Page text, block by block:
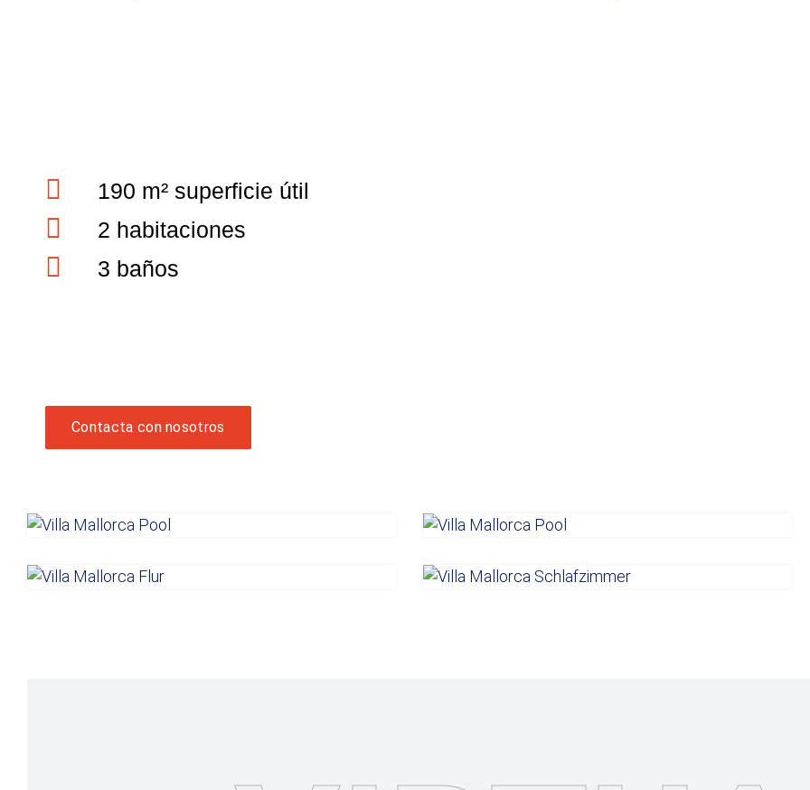
190 m² superficie útil
2 habitaciones
3 baños
Contacta con nosotros